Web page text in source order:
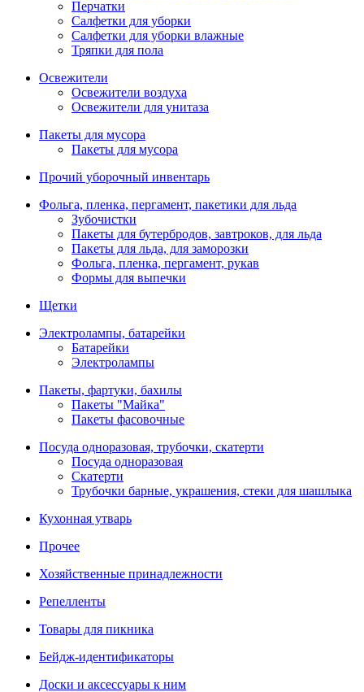
Перчатки
Салфетки для уборки
Салфетки для уборки влажные
Тряпки для пола
Освежители
Освежители воздуха
Освежители для унитаза
Пакеты для мусора
Пакеты для мусора
Прочий уборочный инвентарь
Фольга, пленка, пергамент, пакетики для льда
Зубочистки
Пакеты для бутербродов, завтроков, для льда
Пакеты для льда, для заморозки
Фольга, пленка, пергамент, рукав
Формы для выпечки
Щетки
Электролампы, батарейки
Батарейки
Электролампы
Пакеты, фартуки, бахилы
Пакеты "Майка"
Пакеты фасовочные
Посуда одноразовая, трубочки, скатерти
Посуда одноразовая
Скатерти
Трубочки барные, украшения, стеки для шашлыка
Кухонная утварь
Прочее
Хозяйственные принадлежности
Репелленты
Товары для пикника
Бейдж-идентификаторы
Доски и аксессуары к ним